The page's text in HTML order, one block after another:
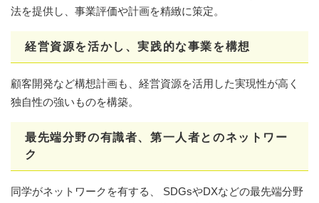
法を提供し、事業評価や計画を精緻に策定。
経営資源を活かし、実践的な事業を構想
顧客開発など構想計画も、経営資源を活用した実現性が高く
独自性の強いものを構築。
最先端分野の有識者、第一人者とのネットワー
ク
同学がネットワークを有する、 SDGsやDXなどの最先端分野